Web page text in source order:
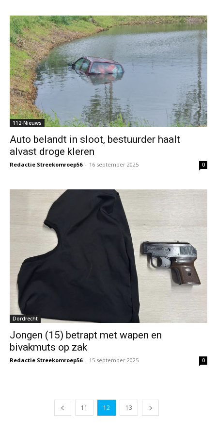
112-Nieuws
Auto belandt in sloot, bestuurder haalt
alvast droge kleren
Redactie Streekomroep56 - 16 september 2025 0
Dordrecht
Jongen (15) betrapt met wapen en
bivakmuts op zak
Redactie Streekomroep56 - 15 september 2025 0
11 12 13